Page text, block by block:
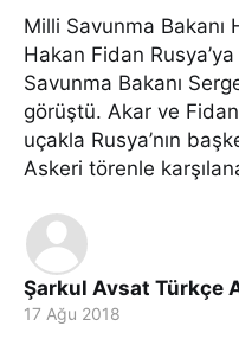
Milli Savunma Bakanı
Hakan Fidan
Savunma Bakanı
görüştü. Akar ve
uçakla Rusya’nın
Askeri törenle
Şarkul Avsat Türkçe
17 Ağu 2018